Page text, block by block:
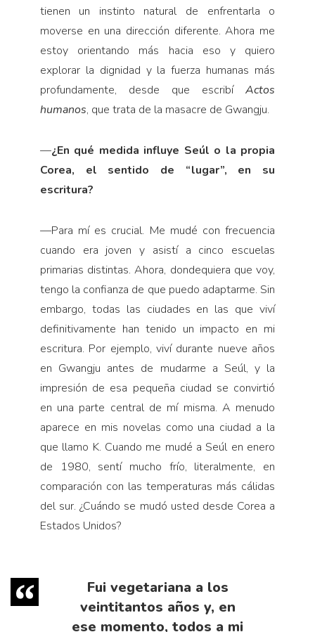
tienen un instinto natural de enfrentarla o
moverse en una dirección diferente. Ahora me
estoy orientando más hacia eso y quiero
explorar la dignidad y la fuerza humanas más
profundamente, desde que escribíActos
humanos, que trata de la masacre de Gwangju.
—¿En qué medida influye Seúl o la propia
Corea, el sentido de “lugar”, en su
escritura?
—Para mí es crucial. Me mudé con frecuencia
cuando era joven y asistí a cinco escuelas
primarias distintas. Ahora, dondequiera que voy,
tengo la confianza de que puedo adaptarme. Sin
embargo, todas las ciudades en las que viví
definitivamente han tenido un impacto en mi
escritura. Por ejemplo, viví durante nueve años
en Gwangju antes de mudarme a Seúl, y la
impresión de esa pequeña ciudad se convirtió
en una parte central de mí misma. A menudo
aparece en mis novelas como una ciudad a la
que llamo K. Cuando me mudé a Seúl en enero
de 1980, sentí mucho frío, literalmente, en
comparación con las temperaturas más cálidas
del sur. ¿Cuándo se mudó usted desde Corea a
Estados Unidos?
Fui vegetariana a los
veintitantos años y, en
ese momento, todos a mi